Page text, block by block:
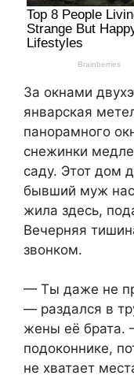
За окнами
январская
панорамного
снежинки
саду. Этот дом
бывший муж
жила здесь,
Вечерняя
звонком.
— Ты даже не
— раздался в
жены её брата.
подоконнике,
не хватает